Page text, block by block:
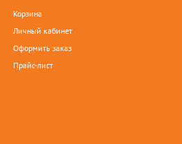
Корзина
Личный кабинет
Оформить заказ
Прайс-лист